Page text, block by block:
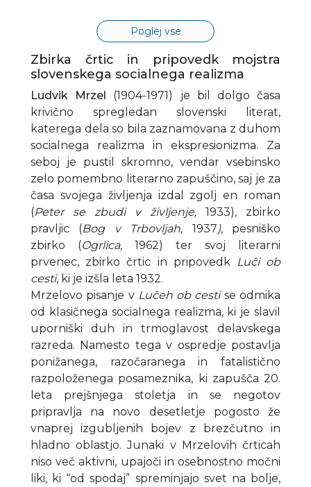
Poglej vse
Zbirka črtic in pripovedk mojstra
slovenskega socialnega realizma
Ludvik Mrzel (1904-1971) je bil dolgo časa
krivično spregledan slovenski literat,
katerega dela so bila zaznamovana z duhom
socialnega realizma in ekspresionizma. Za
seboj je pustil skromno, vendar vsebinsko
zelo pomembno literarno zapuščino, saj je za
časa svojega življenja izdal zgolj en roman
(Peter se zbudi v življenje, 1933), zbirko
pravljic (Bog v Trbovljah, 1937), pesniško
zbirko (Ogrlica, 1962) ter svoj literarni
prvenec, zbirko črtic in pripovedk
Luči ob
cesti, ki je izšla leta 1932.
Mrzelovo pisanje v Lučeh ob cestise odmika
od klasičnega socialnega realizma, ki je slavil
uporniški duh in trmoglavost delavskega
razreda. Namesto tega v ospredje postavlja
ponižanega, razočaranega in fatalistično
razpoloženega posameznika, ki zapušča 20.
leta prejšnjega stoletja in se negotov
pripravlja na novo desetletje pogosto že
vnaprej izgubljenih bojev z brezčutno in
hladno oblastjo. Junaki v Mrzelovih črticah
niso več aktivni, upajoči in osebnostno močni
liki, ki “od spodaj” spreminjajo svet na bolje,